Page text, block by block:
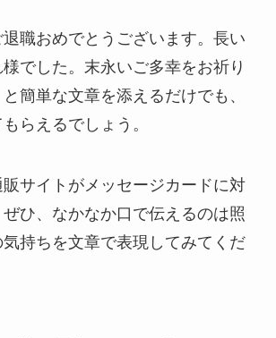
職おめでとうございます。長い
でした。末永いご多幸をお祈り
簡単な文章を添えるだけでも、
らえるでしょう。
サイトがメッセージカードに対
ひ、なかなか口で伝えるのは照
持ちを文章で表現してみてくだ